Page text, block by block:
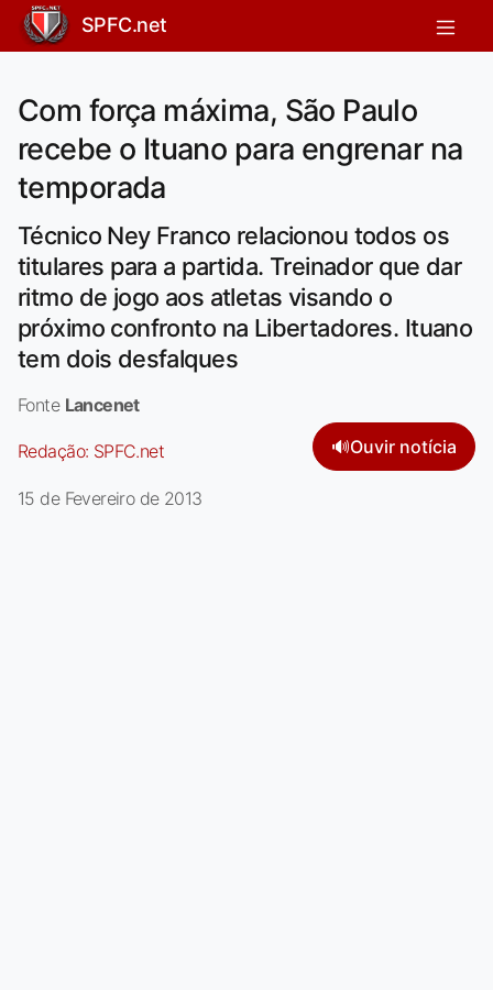
SPFC.net
Com força máxima, São Paulo
recebe o Ituano para engrenar na
temporada
Técnico Ney Franco relacionou todos os
titulares para a partida. Treinador que dar
ritmo de jogo aos atletas visando o
próximo confronto na Libertadores. Ituano
tem dois desfalques
Fonte Lancenet
Redação: SPFC.net 🔊Ouvir notícia
15 de Fevereiro de 2013